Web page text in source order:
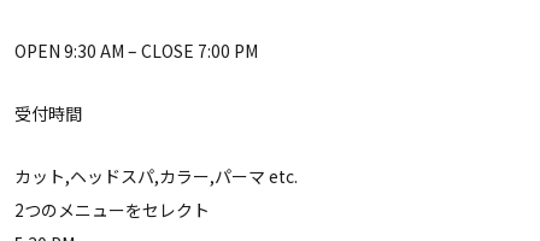
OPEN 9:30 AM – CLOSE 7:00 PM
受付時間
カット,ヘッドスパ,カラー,パーマ etc.
2つのメニューをセレクト